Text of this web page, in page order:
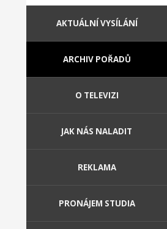
AKTUÁLNÍ VYSÍLÁNÍ
ARCHIV POŘADŮ
O TELEVIZI
JAK NÁS NALADIT
REKLAMA
PRONÁJEM STUDIA